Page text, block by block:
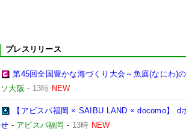
プレスリリース
第45回全国豊かな海づくり大会～魚庭(なにわ)
ソ大阪 - 13時 NEW
【アビスパ福岡 × SAIBU LAND × docomo】
せ - アビスパ福岡 - 13時 NEW